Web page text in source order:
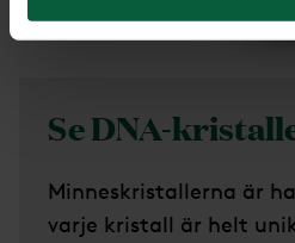
SeDNA-
Minneskristallerna är
varje kristall är helt